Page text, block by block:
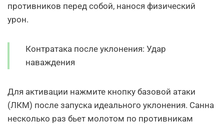
противников перед собой, нанося физический
урон.
Контратака после уклонения: Удар
наваждения
Для активации нажмите кнопку базовой атаки
(ЛКМ) после запуска идеального уклонения. Санна
несколько раз бьет молотом по противникам